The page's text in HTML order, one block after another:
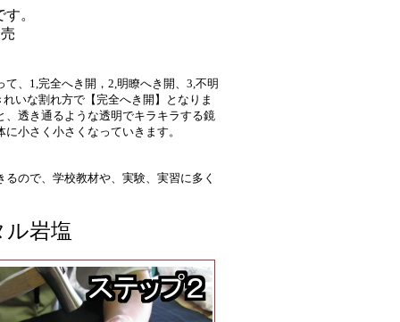
。
売
、1,完全へき開，2,明瞭へき開、3,不明
いな割れ方で【完全へき開】となりま
透き通るような透明でキラキラする鏡
小さく小さくなっていきます。
ので、学校教材や、実験、実習に多く
岩塩